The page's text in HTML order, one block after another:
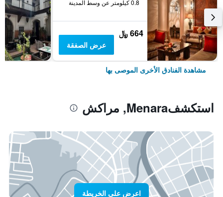
0.8 كيلومتر عن وسط المدينة
664 ﷼
عرض الصفقة
مشاهدة الفنادق الأخرى الموصى بها
استكشفMenara, مراكش
اعرض على الخريطة